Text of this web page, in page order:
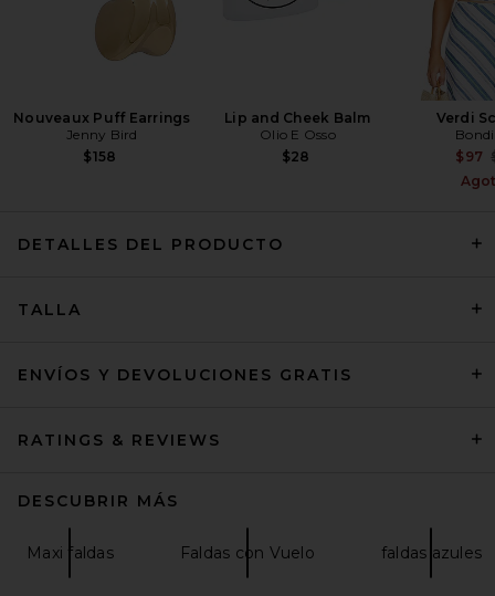
Nouveaux Puff Earrings
Jenny Bird
$158
Lip and Cheek Balm
Olio E Osso
$28
Verdi
$97
DETALLES DEL PRODUCTO
TALLA
ENVÍOS Y DEVOLUCIONES GRATIS
RATINGS & REVIEWS
DESCUBRIR MÁS
Maxi faldas Faldas con Vuelo faldas azules